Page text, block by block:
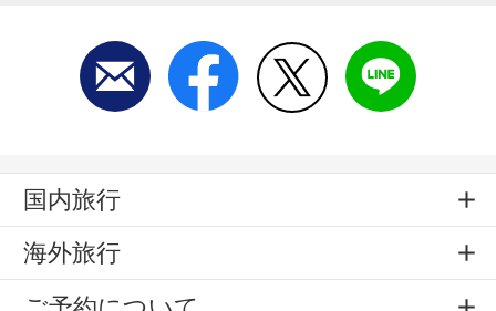
国内旅行
海外旅行